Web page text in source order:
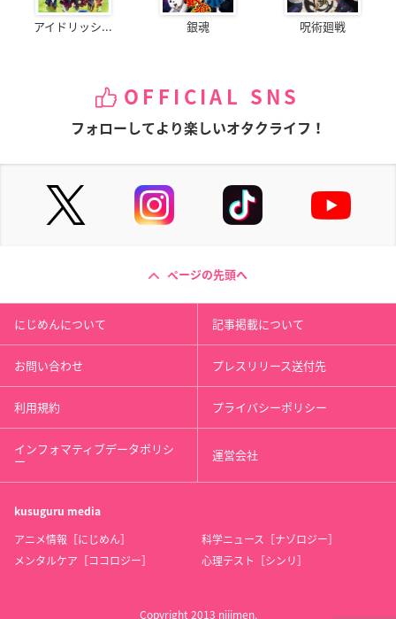
アイドリッシ... 銀魂 呪術廻戦
OFFICIAL SNS
フォローしてより楽しいオタクライフ！
ページの先頭へ
にじめんについて 記事掲載について
お問い合わせ プレスリリース送付先
利用規約 プライバシーポリシー
インフォマティブデータポリシ
ー 運営会社
kusuguru media
アニメ情報［にじめん］
科学ニュース［ナゾロジー］
メンタルケア［ココロジー］
心理テスト［シンリ］
Copyright 2013 nijimen.